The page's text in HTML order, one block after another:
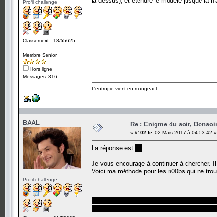
Profil challenge
Classement : 18/55625
Membre Senior
Hors ligne
Messages: 316
L'entropie vient en mangeant.
BAAL
Profil challenge
Re : Enigme du soir,
« #102 le: 02 Mars 2017 à 04:53:42 »
La réponse est
Je vous encourage à continuer à chercher.
Voici ma méthode pour les n00bs qui ne